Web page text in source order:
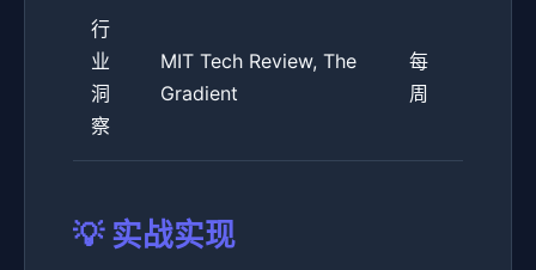
行
业
洞
察
MIT Tech Review, The
Gradient
每
周
💡 实战实现